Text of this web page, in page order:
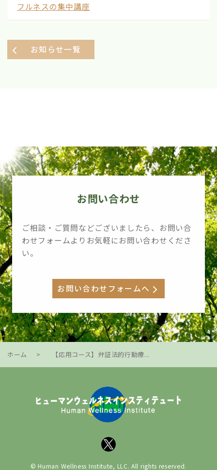
フルネスの集中講座
お知らせ一覧
お問い合わせ
ご相談・ご質問などございましたら、お問い合
わせフォームよりお気軽にお問い合わせくださ
い。
お問い合わせフォームへ
ホーム > 【応用コース】弁証法的行動療...
© Human Wellness Institute, LLC. All rights reserved.